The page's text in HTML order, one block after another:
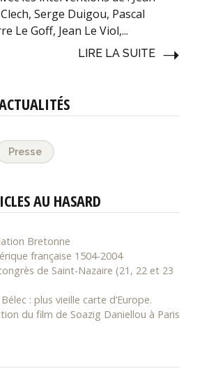
Serge Duigou, Pascal
Le Goff, Jean Le Viol,...
LIRE LA SUITE
Presse
AU HASARD
Bretonne
française 1504-2004
de Saint-Nazaire (21, 22 et 23
: plus vieille carte d’Europe.
du film de Soazig Daniellou à Paris